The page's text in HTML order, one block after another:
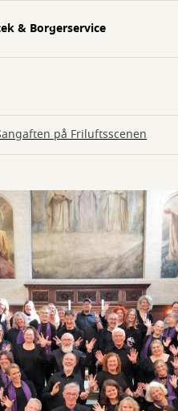
& Borgerservice
på Friluftsscenen